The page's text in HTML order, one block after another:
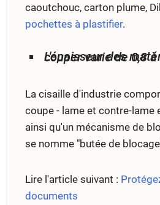
caoutchouc, carton plume,
pochettes à plastifier.
L'épaisseur des matériaux à couper varie
La cisaille d'industrie
coupe - lame et contre-lame
ainsi qu'un mécanisme de
se nomme "butée de
Lire l'article suivant :
documents